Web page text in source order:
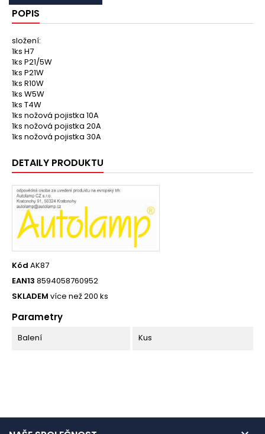
POPIS
složení:
1ks H7
1ks P21/5W
1ks P21W
1ks R10W
1ks W5W
1ks T4W
1ks nožová pojistka 10A
1ks nožová pojistka 20A
1ks nožová pojistka 30A
DETAILY PRODUKTU
Kód AK87
EAN13 8594058760952
SKLADEM více než 200 ks
Parametry
Balení Kus